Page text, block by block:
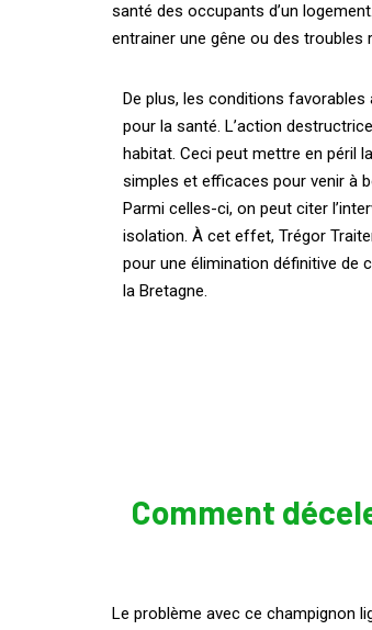
santé des occupants d’un
entrainer une gêne ou des troubles
De plus, les conditions
pour la santé. L’action
habitat. Ceci peut mettre en péril
simples et efficaces pour venir à
Parmi celles-ci, on peut citer
isolation. À cet effet, Trégor
pour une élimination définitive de
la Bretagne.
Comment
Le problème avec ce champignon